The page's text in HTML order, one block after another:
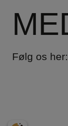
Følg os her: